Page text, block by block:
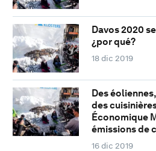
Davos 2020
¿por qué?
18 dic 2019
Des
des
Économique
émissions de
16 dic 2019